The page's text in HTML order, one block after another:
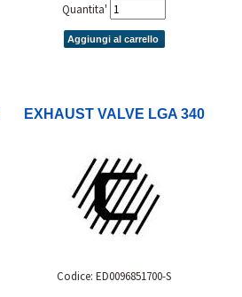
Quantita'
Aggiungi al carrello
EXHAUST VALVE LGA 340
Codice: ED0096851700-S